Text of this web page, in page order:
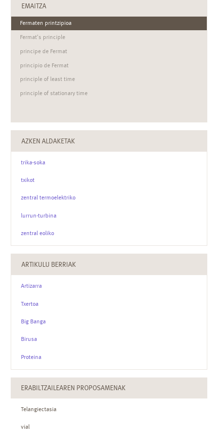
EMAITZA
Fermaten printzipioa
Fermat's principle
principe de Fermat
principio de Fermat
principle of least time
principle of stationary time
AZKEN ALDAKETAK
trika-soka
txikot
zentral termoelektriko
lurrun-turbina
zentral eoliko
ARTIKULU BERRIAK
Artizarra
Txertoa
Big Banga
Birusa
Proteina
ERABILTZAILEAREN PROPOSAMENAK
Telangiectasia
vial